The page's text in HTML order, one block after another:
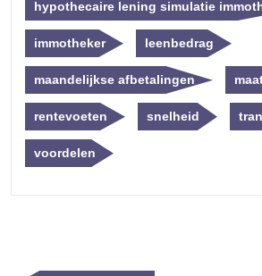
hypothecaire lening simulatie
immotheker leenbedrag
maandelijkse afbetalingen
rentevoeten snelheid
voordelen